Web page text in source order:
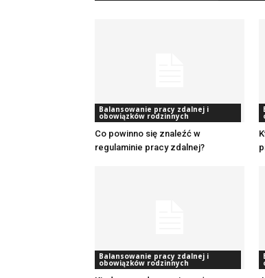
Balansowanie pracy zdalnej i
obowiązków rodzinnych
Co powinno się znaleźć w
regulaminie pracy zdalnej?
Balansowanie pracy zdalnej i
obowiązków rodzinnych